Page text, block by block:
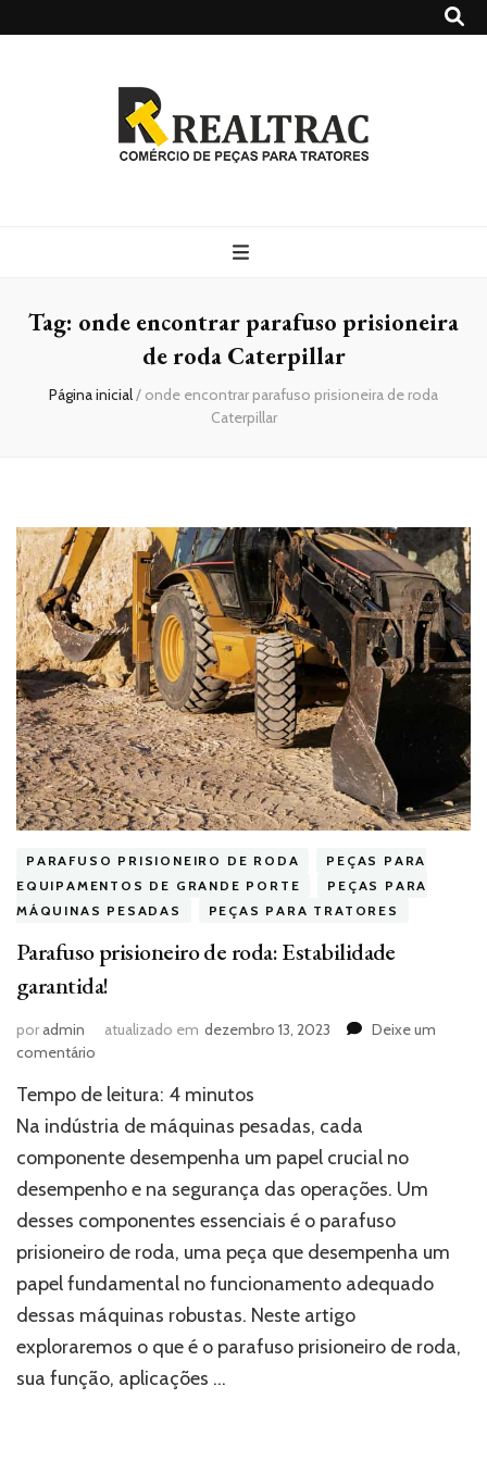
Tag: onde encontrar parafuso prisioneira
de roda Caterpillar
Página inicial/ onde encontrar parafuso prisioneira de roda
Caterpillar
PARAFUSO PRISIONEIRO DE RODA
PEÇAS PARA
EQUIPAMENTOS DE GRANDE PORTE
PEÇAS PARA
MÁQUINAS PESADAS
PEÇAS PARA TRATORES
Parafuso prisioneiro de roda: Estabilidade
garantida!
poradmin atualizado em dezembro 13, 2023
Deixe um
comentário
prisioneiro
de
Estabilidade
garantida!
Tempo de leitura: 4 minutos
Na indústria de máquinas pesadas, cada
componente desempenha um papel crucial no
desempenho e na segurança das operações. Um
desses componentes essenciais é o parafuso
prisioneiro de roda, uma peça que desempenha um
papel fundamental no funcionamento adequado
dessas máquinas robustas. Neste artigo
exploraremos o que é o parafuso prisioneiro de roda,
sua função, aplicações …